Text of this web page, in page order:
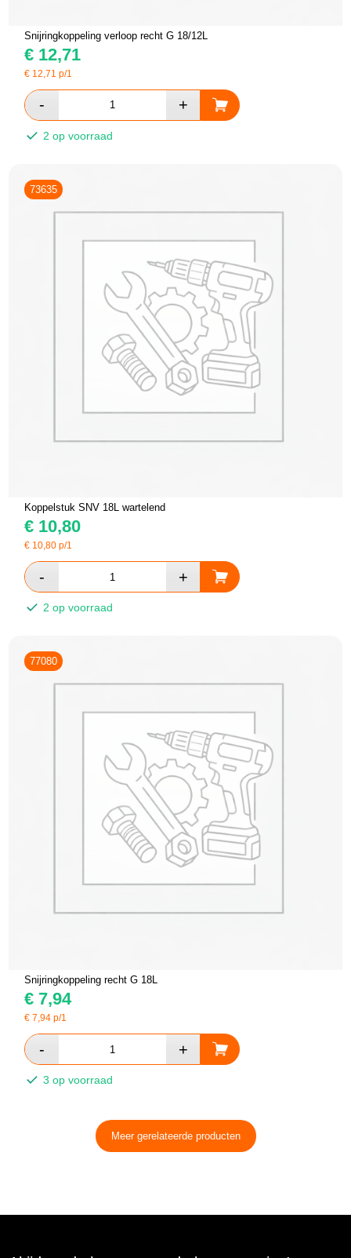
Snijringkoppeling verloop recht G 18/12L
€ 12,71
€ 12,71 p/1
2 op voorraad
73635
Koppelstuk SNV 18L wartelend
€ 10,80
€ 10,80 p/1
2 op voorraad
77080
Snijringkoppeling recht G 18L
€ 7,94
€7,94 p/1
3 op voorraad
Meer gerelateerde producten